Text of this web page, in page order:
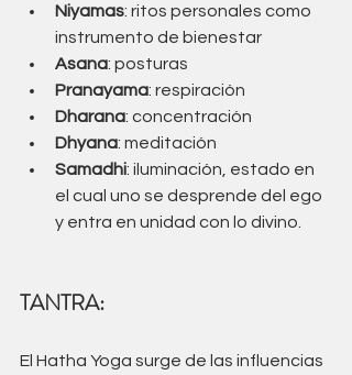
Niyamas: ritos personales como
instrumento de bienestar
Asana: posturas
Pranayama: respiración
Dharana: concentración
Dhyana: meditación
Samadhi: iluminación, estado en
el cual uno se desprende del ego
y entra en unidad con lo divino.
TANTRA:
El Hatha Yoga surge de las influencias